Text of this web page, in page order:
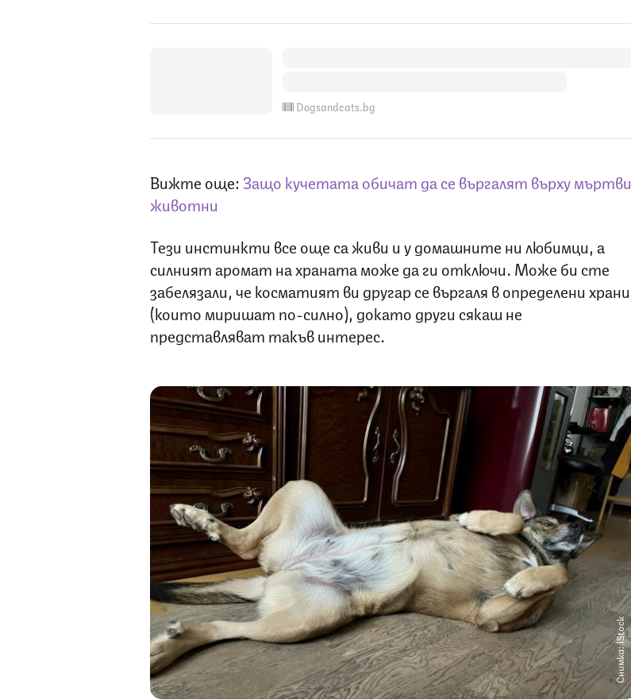
Dogsandcats.bg
Вижте още: Защо кучетата обичат да се въргалят върху мъртви
животни
Тези инстинкти все още са живи и у домашните ни любимци, а
силният аромат на храната може да ги отключи. Може би сте
забелязали, че косматият ви другар се въргаля в определени храни
(които миришат по-силно), докато други сякаш не
представляват такъв интерес.
Снимка: iStock